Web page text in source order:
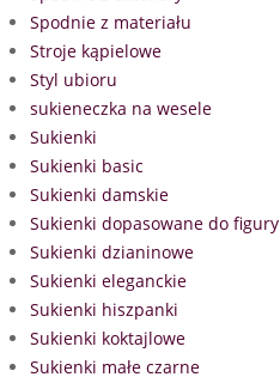
Spodnie z materiału
Stroje kąpielowe
Styl ubioru
sukieneczka na wesele
Sukienki
Sukienki basic
Sukienki damskie
Sukienki dopasowane do figury
Sukienki dzianinowe
Sukienki eleganckie
Sukienki hiszpanki
Sukienki koktajlowe
Sukienki małe czarne